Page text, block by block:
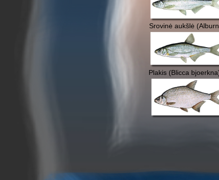
Srovinė aukšlė
Plakis (Blicca